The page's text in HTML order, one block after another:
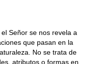
Señor se nos revela a
que pasan en la
No se trata de
atributos o formas en